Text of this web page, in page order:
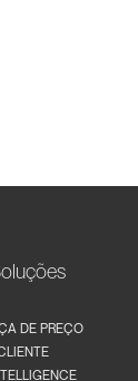
DE PREÇO